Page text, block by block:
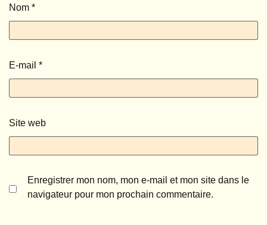
Nom *
E-mail *
Site web
Enregistrer mon nom, mon e-mail et mon site dans le
navigateur pour mon prochain commentaire.